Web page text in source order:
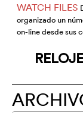
WATCH FILES
organizado un
on-line desde sus